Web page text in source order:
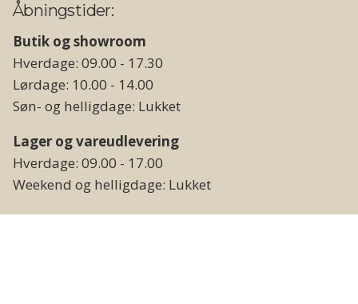
Åbningstider:
Butik og showroom
Hverdage: 09.00 - 17.30
Lørdage: 10.00 - 14.00
Søn- og helligdage: Lukket
Lager og vareudlevering
Hverdage: 09.00 - 17.00
Weekend og helligdage: Lukket